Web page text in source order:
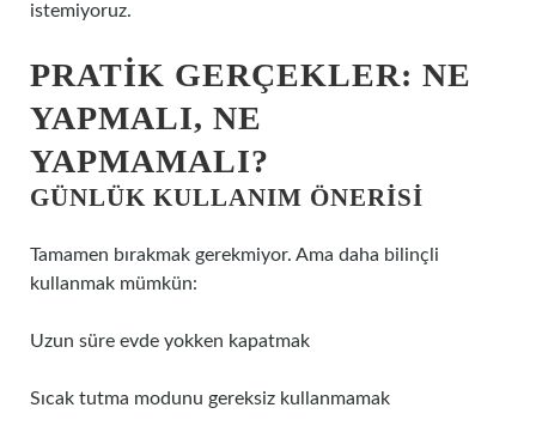
istemiyoruz.
PRATIK GERÇEKLER: NE
YAPMALI, NE
YAPMAMALI?
GÜNLÜK KULLANIM ÖNERISI
Tamamen bırakmak gerekmiyor. Ama daha bilinçli
kullanmak mümkün:
Uzun süre evde yokken kapatmak
Sıcak tutma modunu gereksiz kullanmamak